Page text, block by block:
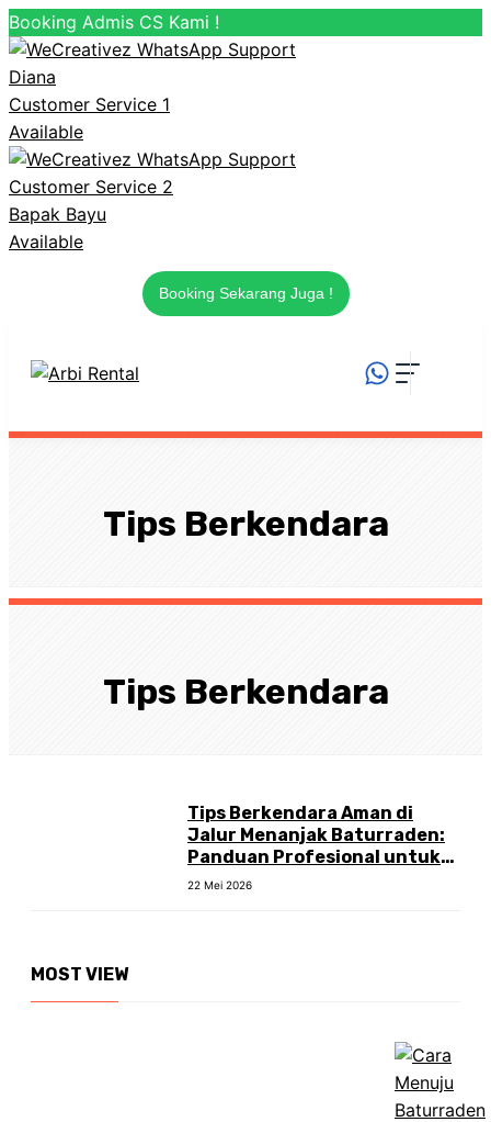
Booking Admis CS Kami !
Diana
Customer Service 1
Available
Customer Service 2
Bapak Bayu
Available
Booking Sekarang Juga !
Tips Berkendara
Tips Berkendara
Tips Berkendara Aman di
Jalur Menanjak Baturraden:
Panduan Profesional untuk
Perjalanan Lancar
22 Mei 2026
MOST VIEW